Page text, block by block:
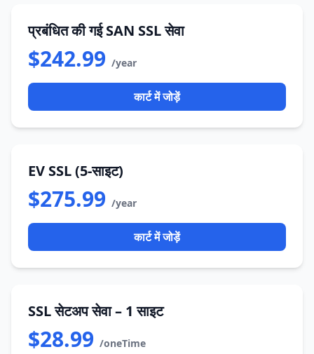
प्रबंधित की गई SAN SSL सेवा
$242.99 /year
कार्ट में जोड़ें
EV SSL (5-साइट)
$275.99 /year
कार्ट में जोड़ें
SSL सेटअप सेवा – 1 साइट
$28.99 /oneTime